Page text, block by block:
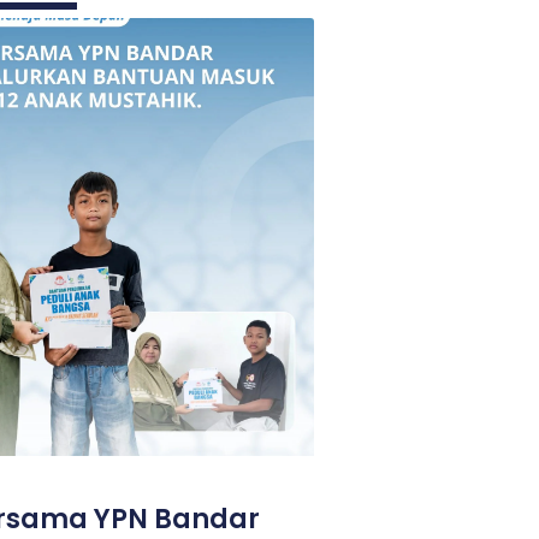
YPN Bandar